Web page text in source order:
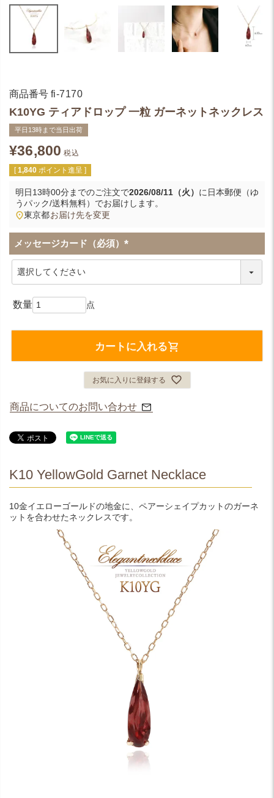
商品番号 fi-7170
K10YG ティアドロップ 一粒 ガーネットネックレス
平日13時まで当日出荷
¥36,800 税込
[ 1,840 ポイント進呈 ]
明日13時00分までのご注文で2026/08/11（火） に 日本郵便（ゆ
うパック/送料無料） でお届けします。
東京都お届け先を変更
メッセージカード（必須）
(
カートに入れる
お気に入りに登録する
商品についてのお問い合わせ
K10 YellowGold Garnet Necklace
10金イエローゴールドの地金に、ペアーシェイプカットのガーネ
ットを合わせたネックレスです。